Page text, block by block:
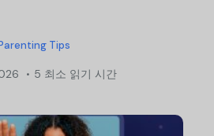
Tips
5 최소 읽기 시간